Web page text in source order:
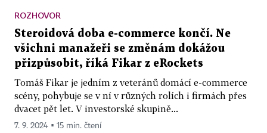
ROZHOVOR
Steroidová doba e-commerce končí. Ne
všichni manažeři se změnám dokážou
přizpůsobit, říká Fikar z eRockets
Tomáš Fikar je jedním z veteránů domácí e-commerce
scény, pohybuje se v ní v různých rolích i firmách přes
dvacet pět let. V investorské skupině...
7. 9. 2024 ▪ 15 min. čtení